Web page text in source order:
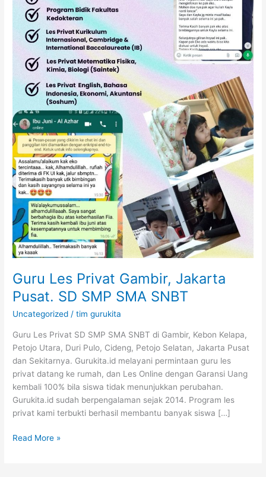
Guru Les Privat Gambir, Jakarta
Pusat. SD SMP SMA SNBT
Uncategorized /tim gurukita
Guru Les Privat SD SMP SMA SNBT di Gambir, Kebon Kelapa,
Petojo Utara, Duri Pulo, Cideng, Petojo Selatan, Jakarta Pusat
dan Sekitarnya. Gurukita.id melayani permintaan guru les
privat datang ke rumah, dan Les Online dengan Garansi Uang
kembali 100% bila siswa tidak menunjukkan perubahan.
Gurukita.id sudah berpengalaman sejak 2014. Program les
privat kami terbukti berhasil membantu banyak siswa […]
SMA
SNBT
Read More »